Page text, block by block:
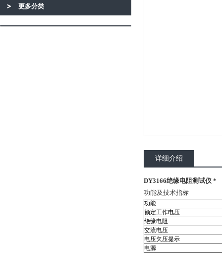
更多分类
详细介绍
DY3166绝缘电阻测试仪 *
功能及技术指标
功能
额定工作电压
绝缘电阻
交流电压
电压欠压提示
电源